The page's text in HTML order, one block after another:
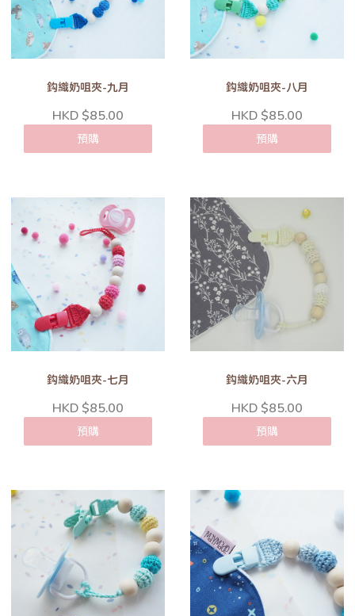
鈎織奶咀夾-九月
HKD $85.00
預購
鈎織奶咀夾-八月
HKD $85.00
預購
鈎織奶咀夾-七月
HKD $85.00
預購
鈎織奶咀夾-六月
HKD $85.00
預購